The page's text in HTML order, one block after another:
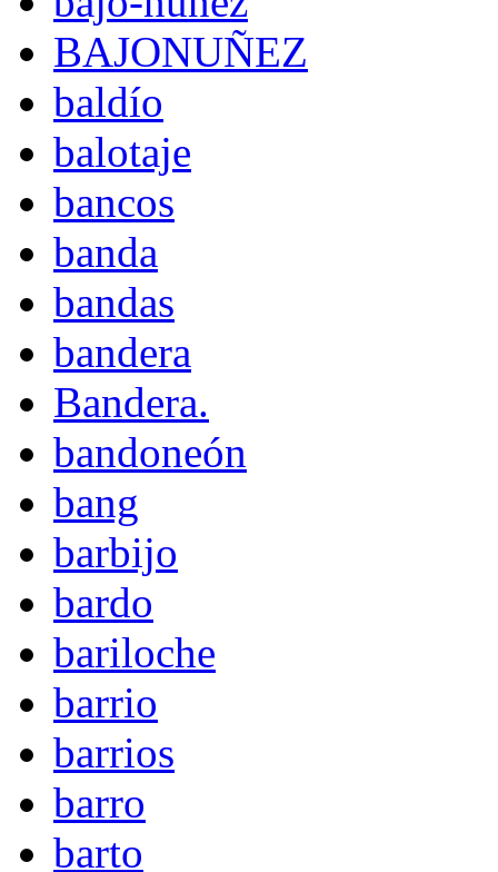
BAJONUÑEZ
baldío
balotaje
bancos
banda
bandas
bandera
Bandera.
bandoneón
bang
barbijo
bardo
bariloche
barrio
barrios
barro
barto